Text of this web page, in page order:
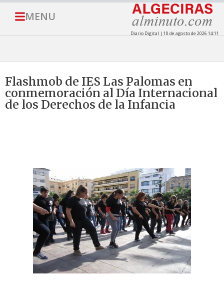
MENU
Diario Digital | 10 de agosto de 2026 14:11
Flashmob de IES Las Palomas en
conmemoración al Día Internacional
de los Derechos de la Infancia